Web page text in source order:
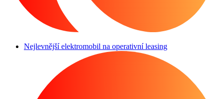
Nejlevnější elektromobil na operativní leasing